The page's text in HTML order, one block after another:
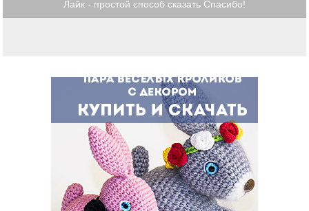
Лайк - простой способ сказать Спасибо!